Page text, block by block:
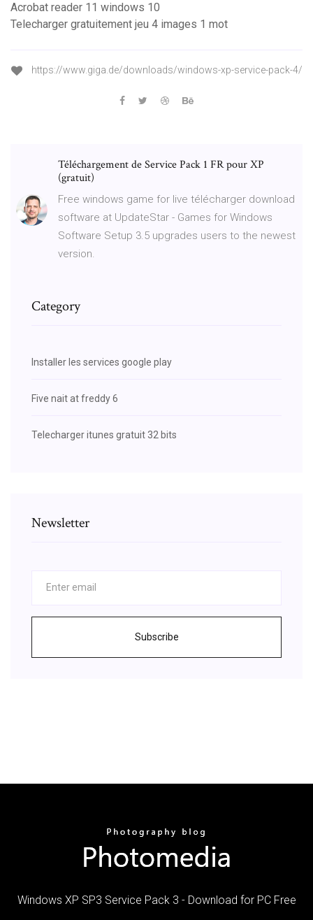
Acrobat reader 11 windows 10
Telecharger gratuitement jeu 4 images 1 mot
https://www.giga.de/downloads/windows-xp-service-pack-4/
Téléchargement de Service Pack 1 FR pour XP
(gratuit)
Free windows game for live télécharger download
software at UpdateStar - Games for Windows
Software Setup 3.5 upgrades users to the newest
version.
Category
Installer les services google play
Five nait at freddy 6
Telecharger itunes gratuit 32 bits
Newsletter
Subscribe
Windows XP SP3 Service Pack 3 - Download for PC Free